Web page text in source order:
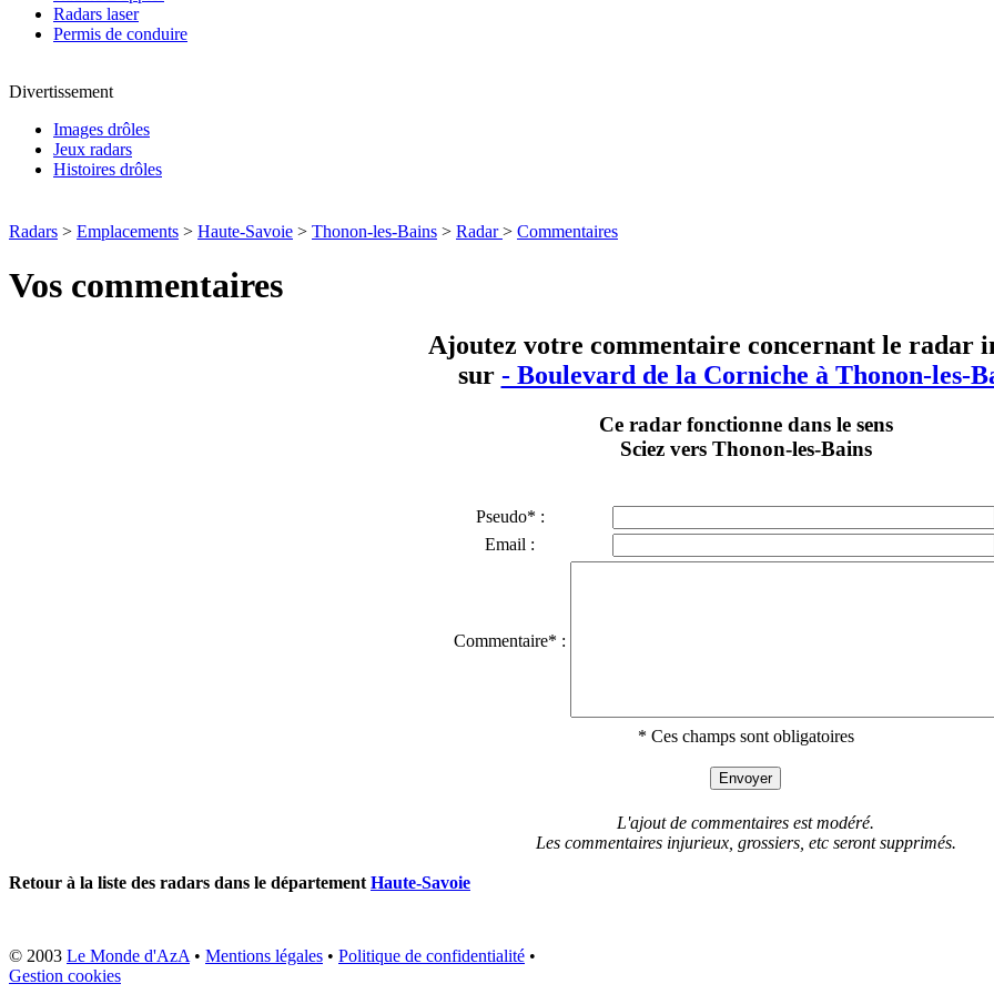
Radars laser
Permis de conduire
Divertissement
Images drôles
Jeux radars
Histoires drôles
Radars > Emplacements > Haute-Savoie > Thonon-les-Bains > Radar> Commentaires
Vos commentaires
Ajoutez votre commentaire concernant le radar
sur - Boulevard de la Corniche à Thonon-les-
Ce radar fonctionne dans le sens
Sciez vers Thonon-les-Bains
Pseudo* :
Email :
Commentaire* :
* Ces champs sont obligatoires
L'ajout de commentaires est modéré.
Les commentaires injurieux, grossiers, etc seront supprimés.
Retour à la liste des radars dans le département Haute-Savoie
© 2003 Le Monde d'AzA • Mentions légales • Politique de confidentialité •
Gestion cookies